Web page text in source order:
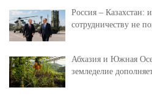
Россия – Казахстан:
сотрудничеству не
Абхазия и Южная
земледелие